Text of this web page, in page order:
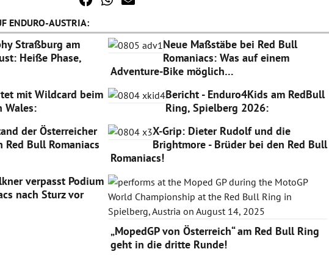
ENDURO-AUSTRIA:
Straßburg am
Heiße Phase,
Neue Maßstäbe bei Red Bull
Romaniacs: Was auf einem
Adventure-Bike möglich…
mit Wildcard beim
Wales:
Bericht - Enduro4Kids am RedBull
Ring, Spielberg 2026:
der Österreicher
Red Bull Romaniacs
X-Grip: Dieter Rudolf und die
Brightmore - Brüder bei den Red Bull
Romaniacs!
verpasst Podium
nach Sturz vor
„MopedGP von Österreich“ am Red Bull Ring
geht in die dritte Runde!